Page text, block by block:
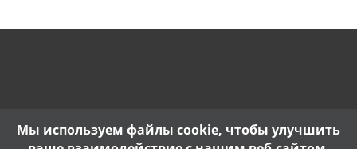
Мы используем файлы cookie, чтобы улучшить